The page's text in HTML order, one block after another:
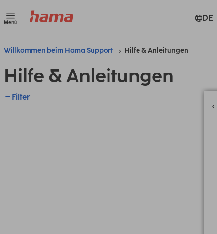
Menü DE
Willkommen beim Hama Support Hilfe & Anleitungen
Hilfe & Anleitungen
Filter